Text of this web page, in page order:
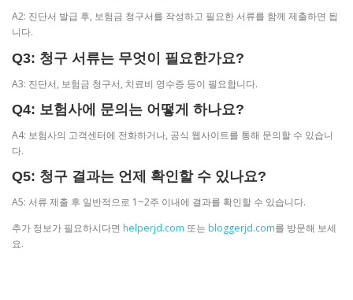
A2: 진단서 발급 후, 보험금 청구서를 작성하고 필요한 서류를 함께 제출하면 됩
니다.
Q3: 청구 서류는 무엇이 필요한가요?
A3: 진단서, 보험금 청구서, 치료비 영수증 등이 필요합니다.
Q4: 보험사에 문의는 어떻게 하나요?
A4: 보험사의 고객센터에 전화하거나, 공식 웹사이트를 통해 문의할 수 있습니
다.
Q5: 청구 결과는 언제 확인할 수 있나요?
A5: 서류 제출 후 일반적으로 1~2주 이내에 결과를 확인할 수 있습니다.
추가 정보가 필요하시다면 helperjd.com 또는 bloggerjd.com를 방문해 보세
요.